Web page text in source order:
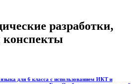
разработки,
конспекты
для 6 класса с использованием ИКТ и